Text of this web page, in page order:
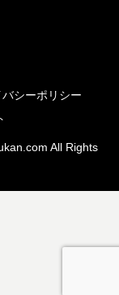
バシーポリシー
All Rights